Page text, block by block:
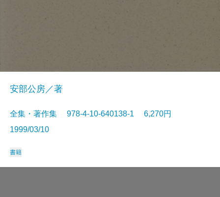
安部公房／著
全集・著作集 978-4-10-640138-1 6,270円
1999/03/10
書籍